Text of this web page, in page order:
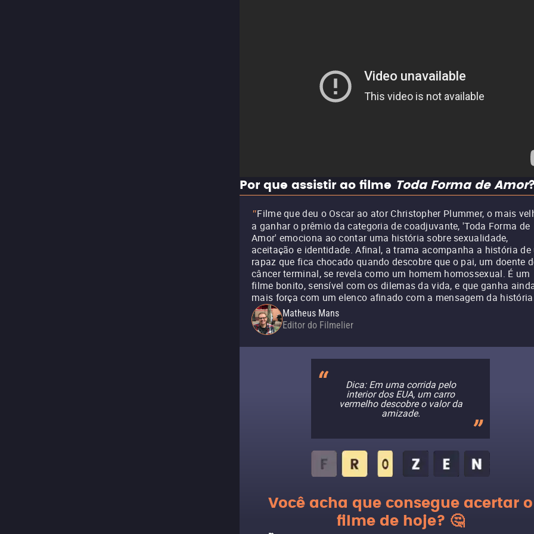
Por que assistir ao filme Toda Forma de Amor
"Filme que deu o Oscar ao ator Christopher Plummer, o mais
a ganhar o prêmio da categoria de coadjuvante, 'Toda Forma de
Amor' emociona ao contar uma história sobre sexualidade,
aceitação e identidade. Afinal, a trama acompanha a história de
rapaz que fica chocado quando descobre que o pai, um doente
câncer terminal, se revela como um homem homossexual. É um
filme bonito, sensível com os dilemas da vida, e que ganha
mais força com um elenco afinado com a mensagem da
Matheus Mans
Editor do Filmelier
Dica: Em uma corrida pelo
interior dos EUA, um carro
vermelho descobre o valor da
amizade.
Você acha que consegue acertar o
filme de hoje? 🤔